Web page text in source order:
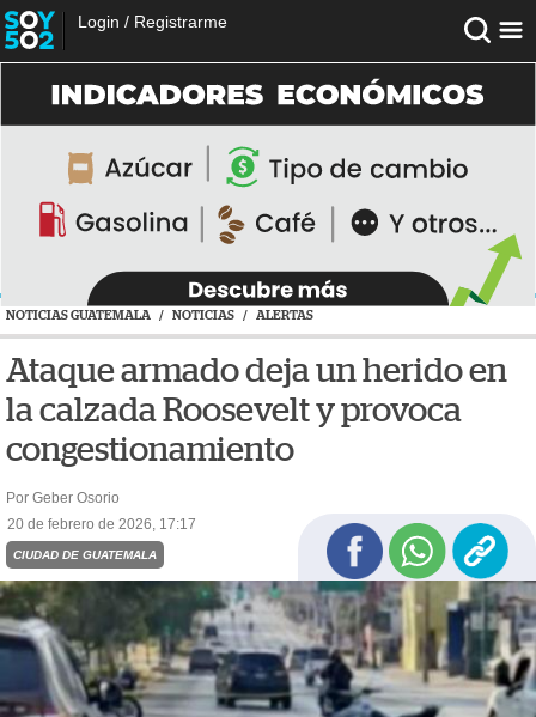
Login / Registrarme
NOTICIAS GUATEMALA / NOTICIAS / ALERTAS
Ataque armado deja un herido en
la calzada Roosevelt y provoca
congestionamiento
Por Geber Osorio
20 de febrero de 2026, 17:17
CIUDAD DE GUATEMALA